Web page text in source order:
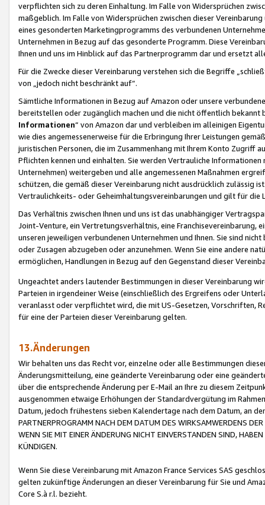
verpflichten sich zu deren Einhaltung. Im Falle von Widersprüchen
maßgeblich. Im Falle von Widersprüchen zwischen dieser
eines gesonderten Marketingprogramms des verbundenen
Unternehmen in Bezug auf das gesonderte Programm. Diese
Ihnen und uns im Hinblick auf das Partnerprogramm dar und ersetzt
Für die Zwecke dieser Vereinbarung verstehen sich die Begriffe
von „jedoch nicht beschränkt auf“.
Sämtliche Informationen in Bezug auf Amazon oder unsere
bereitstellen oder zugänglich machen und die nicht öffentlich
Informationen“ von Amazon dar und verbleiben im alleinigen
wie dies angemessenerweise für die Erbringung Ihrer Leistungen
juristischen Personen, die im Zusammenhang mit Ihrem Konto
Pflichten kennen und einhalten. Sie werden Vertrauliche
Unternehmen) weitergeben und alle angemessenen Maßnahmen
schützen, die gemäß dieser Vereinbarung nicht ausdrücklich zulässig
Vertraulichkeits- oder Geheimhaltungsvereinbarungen und gilt für die
Das Verhältnis zwischen Ihnen und uns ist das unabhängiger
Joint-Venture, ein Vertretungsverhältnis, eine Franchisevereinbarung,
unseren jeweiligen verbundenen Unternehmen und Ihnen. Sie sind
oder Zusagen abzugeben oder anzunehmen. Wenn Sie eine andere
ermöglichen, Handlungen in Bezug auf den Gegenstand dieser
Ungeachtet anders lautender Bestimmungen in dieser Vereinbarung
Parteien in irgendeiner Weise (einschließlich des Ergreifens oder
veranlasst oder verpflichtet wird, die mit US-Gesetzen, Vorschriften,
für eine der Parteien dieser Vereinbarung gelten.
13.Änderungen
Wir behalten uns das Recht vor, einzelne oder alle Bestimmungen
Änderungsmitteilung, eine geänderte Vereinbarung oder eine
über die entsprechende Änderung per E-Mail an Ihre zu diesem
ausgenommen etwaige Erhöhungen der Standardvergütung im
Datum, jedoch frühestens sieben Kalendertage nach dem Datum, an
PARTNERPROGRAMM NACH DEM DATUM DES WIRKSAMWERDENS
WENN SIE MIT EINER ÄNDERUNG NICHT EINVERSTANDEN SIND,
KÜNDIGEN.
Wenn Sie diese Vereinbarung mit Amazon France Services SAS
gelten zukünftige Änderungen an dieser Vereinbarung für Sie und
Core S.à r.l. bezieht.